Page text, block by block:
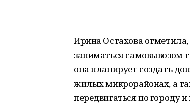
Ирина Остахова отметила,
заниматься самовывозом
она планирует создать
жилых микрорайонах, а
передвигаться по городу